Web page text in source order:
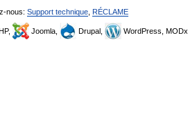
nous: Support technique RÉCLAME
Joomla, Drupal, WordPress, MODx.